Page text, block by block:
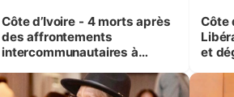
Côte d’Ivoire - 4 morts après
des affrontements
intercommunautaires à
correspondant au milieu des
Côte
et